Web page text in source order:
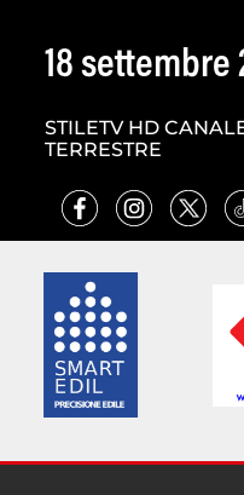
18 settembre
STILETV HD
TERRESTRE